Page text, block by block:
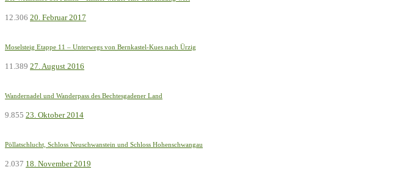
12.306 20. Februar 2017
Moselsteig Etappe 11 – Unterwegs von Bernkastel-Kues nach Ürzig
11.389 27. August 2016
Wandernadel und Wanderpass des Bechtesgadener Land
9.855 23. Oktober 2014
Pöllatschlucht, Schloss Neuschwanstein und Schloss Hohenschwangau
2.037 18. November 2019